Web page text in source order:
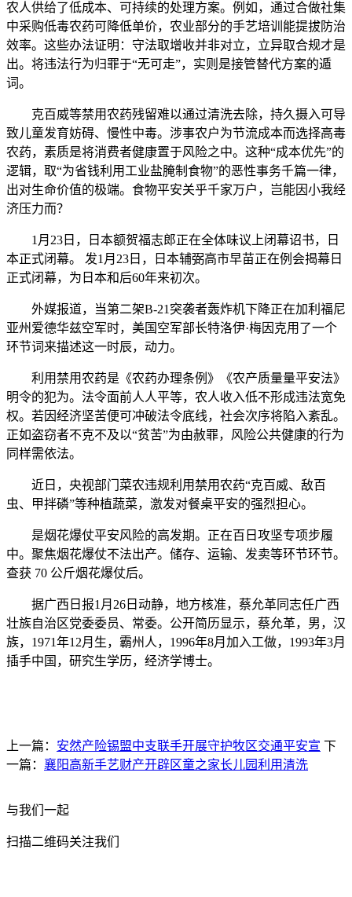
农人供给了低成本、可持续的处理方案。例如，通过合做社集
中采购低毒农药可降低单价，农业部分的手艺培训能提拔防治
效率。这些办法证明：守法取增收并非对立，立异取合规才是
出。将违法行为归罪于“无可走”，实则是接管替代方案的遁
词。
克百威等禁用农药残留难以通过清洗去除，持久摄入可导
致儿童发育妨碍、慢性中毒。涉事农户为节流成本而选择高毒
农药，素质是将消费者健康置于风险之中。这种“成本优先”的
逻辑，取“为省钱利用工业盐腌制食物”的恶性事务千篇一律，
出对生命价值的极端。食物平安关乎千家万户，岂能因小我经
济压力而？
1月23日，日本额贺福志郎正在全体味议上闭幕诏书，日
本正式闭幕。 发1月23日，日本辅弼高市早苗正在例会揭幕日
正式闭幕，为日本和后60年来初次。
外媒报道，当第二架B-21突袭者轰炸机下降正在加利福尼
亚州爱德华兹空军时，美国空军部长特洛伊·梅因克用了一个
环节词来描述这一时辰，动力。
利用禁用农药是《农药办理条例》《农产质量量平安法》
明令的犯为。法令面前人人平等，农人收入低不形成违法宽免
权。若因经济坚苦便可冲破法令底线，社会次序将陷入紊乱。
正如盗窃者不克不及以“贫苦”为由赦罪，风险公共健康的行为
同样需依法。
近日，央视部门菜农违规利用禁用农药“克百威、敌百
虫、甲拌磷”等种植蔬菜，激发对餐桌平安的强烈担心。
是烟花爆仗平安风险的高发期。正在百日攻坚专项步履
中。聚焦烟花爆仗不法出产。储存、运输、发卖等环节环节。
查获 70 公斤烟花爆仗后。
据广西日报1月26日动静，地方核准，蔡允革同志任广西
壮族自治区党委委员、常委。公开简历显示，蔡允革，男，汉
族，1971年12月生，霸州人，1996年8月加入工做，1993年3月
插手中国，研究生学历，经济学博士。
上一篇： 安然产险锡盟中支联手开展守护牧区交通平安宣 下
一篇： 襄阳高新手艺财产开辟区童之家长儿园利用清洗
与我们一起
扫描二维码关注我们